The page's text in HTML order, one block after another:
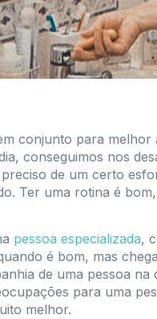
conjunto para melhor
conseguimos nos
de um certo
Ter uma rotina é
pessoa especializada,
é bom, mas
de uma pessoa na
para uma
melhor.